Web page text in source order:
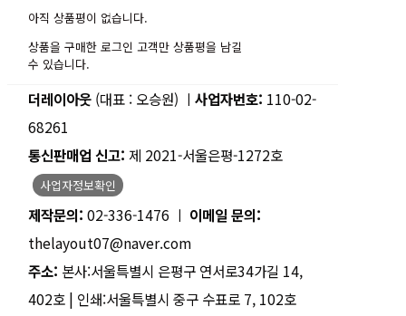
아직 상품평이 없습니다.
상품을 구매한 로그인 고객만 상품평을 남길
수 있습니다.
더레이아웃 (대표 : 오승원) ㅣ 사업자번호: 110-02-
68261
통신판매업 신고: 제 2021-서울은평-1272호
사업자정보확인
제작문의: 02-336-1476 ㅣ 이메일 문의:
thelayout07@naver.com
주소: 본사:서울특별시 은평구 연서로34가길 14,
402호 | 인쇄:서울특별시 중구 수표로 7, 102호